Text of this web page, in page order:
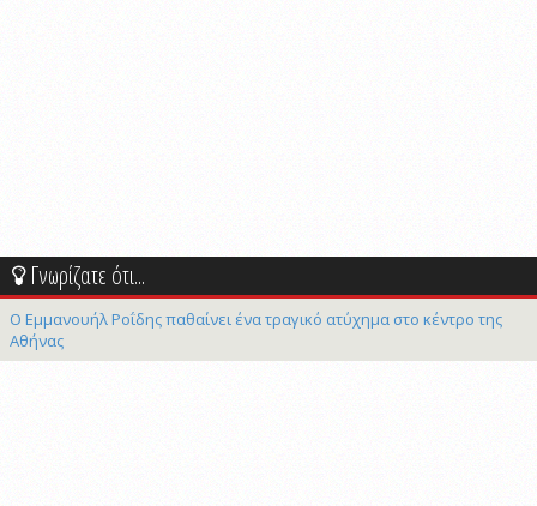
Γνωρίζατε ότι...
Ο Εμμανουήλ Ροΐδης παθαίνει ένα τραγικό ατύχημα στο κέντρο της
Αθήνας